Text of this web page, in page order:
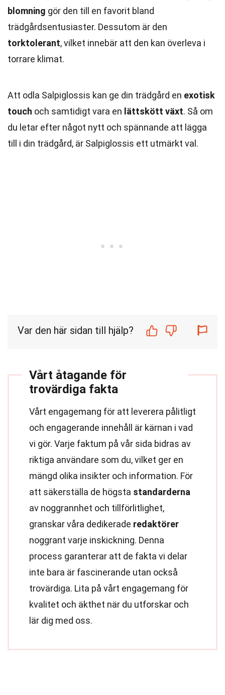
blomning gör den till en favorit bland
trädgårdsentusiaster. Dessutom är den
torktolerant, vilket innebär att den kan överleva i
torrare klimat.
Att odla Salpiglossis kan ge din trädgård en exotisk
touch och samtidigt vara en lättskött växt. Så om
du letar efter något nytt och spännande att lägga
till i din trädgård, är Salpiglossis ett utmärkt val.
Var den här sidan till hjälp?
Vårt åtagande för
trovärdiga fakta
Vårt engagemang för att leverera pålitligt
och engagerande innehåll är kärnan i vad
vi gör. Varje faktum på vår sida bidras av
riktiga användare som du, vilket ger en
mängd olika insikter och information. För
att säkerställa de högsta standarderna
av noggrannhet och tillförlitlighet,
granskar våra dedikerade redaktörer
noggrant varje inskickning. Denna
process garanterar att de fakta vi delar
inte bara är fascinerande utan också
trovärdiga. Lita på vårt engagemang för
kvalitet och äkthet när du utforskar och
lär dig med oss.